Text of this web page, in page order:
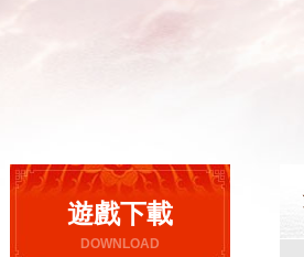
遊戲下載
DOWNLOAD